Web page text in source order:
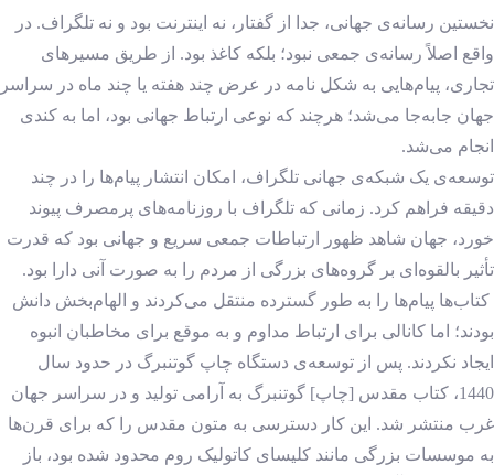
نخستین رسانه‌ی جهانی، جدا از گفتار، نه اینترنت بود و نه تلگراف. در
واقع اصلاً رسانه‌ی جمعی نبود؛ بلکه کاغذ بود. از طریق مسیرهای
تجاری، پیام‌هایی به شکل نامه در عرض چند هفته یا چند ماه در سراسر
جهان جابه‌جا می‌شد؛ هرچند که نوعی ارتباط جهانی بود، اما به کندی
انجام می‌شد.
توسعه‌ی یک شبکه‌ی جهانی تلگراف، امکان انتشار پیام‌ها را در چند
دقیقه فراهم کرد. زمانی که تلگراف با روزنامه‌های پرمصرف پیوند
خورد، جهان شاهد ظهور ارتباطات جمعی سریع و جهانی بود که قدرت
تأثیر بالقوه‌ای بر گروه‌های بزرگی از مردم را به صورت آنی دارا بود.
کتاب‌ها پیام‌ها را به طور گسترده منتقل می‌کردند و الهام‌بخش دانش
بودند؛ اما کانالی برای ارتباط مداوم و به موقع برای مخاطبان انبوه
ایجاد نکردند. پس از توسعه‌ی دستگاه چاپ گوتنبرگ در حدود سال
1440، کتاب مقدس [چاپ] گوتنبرگ به آرامی تولید و در سراسر جهان
غرب منتشر شد. این کار دسترسی به متون مقدس را که برای قرن‌ها
به موسسات بزرگی مانند کلیسای کاتولیک روم محدود شده بود، باز